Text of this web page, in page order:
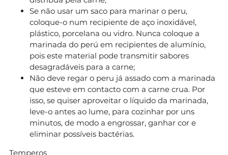
Se não usar um saco para marinar o peru,
coloque-o num recipiente de aço inoxidável,
plástico, porcelana ou vidro. Nunca coloque a
marinada do perú em recipientes de alumínio,
pois este material pode transmitir sabores
desagradáveis para a carne;
Não deve regar o peru já assado com a marinada
que esteve em contacto com a carne crua. Por
isso, se quiser aproveitar o líquido da marinada,
leve-o antes ao lume, para cozinhar por uns
minutos, de modo a engrossar, ganhar cor e
eliminar possíveis bactérias.
Temperos